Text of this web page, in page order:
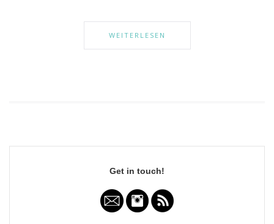
WEITERLESEN
Get in touch!